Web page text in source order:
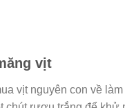
vịt
vịt nguyên con về